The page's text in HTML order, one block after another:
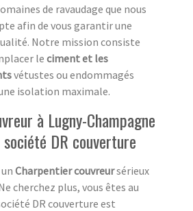
de ravaudage que nous
afin de vous garantir une
Notre mission consiste
le ciment et les
vétustes ou endommagés
isolation maximale.
à Lugny-Champagne
DR couverture
Charpentier couvreursérieux
cherchez plus, vous êtes au
DR couverture est